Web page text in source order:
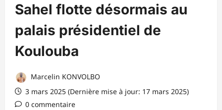
Sahel flotte désormais au
palais présidentiel de
Koulouba
Marcelin KONVOLBO
3 mars 2025 (Dernière mise à jour: 17 mars 2025)
0 commentaire